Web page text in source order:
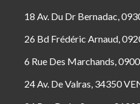
18 Av. Du Dr Bernadac,
26 Bd Frédéric Arnaud,
6 Rue Des Marchands,
24 Av. De Valras, 34350